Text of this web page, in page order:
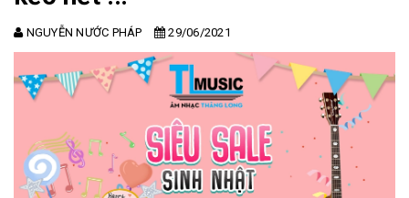
NGUYỄN NƯỚC PHÁP 29/06/2021